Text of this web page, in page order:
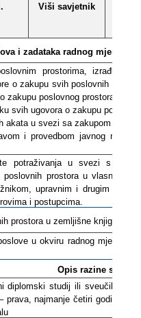
Viši savjetnik
i zadataka radnog mjesta i
prostorima, izrađuje
o zakupu svih poslovnih
poslovnog prostora.
svih ugovora o zakupu
akata u svezi sa zakupom
i provedbom javnog
potraživanja u svezi s
poslovnih prostora u vlasništvu
upravnim i drugim
i postupcima.
prostora u zemljišne knjige.
u okviru radnog mjesta,
Opis razine
diplomski studij ili sveučilišni
prava, najmanje četiri godina